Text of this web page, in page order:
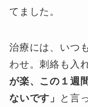
てました。
治療には、いつ
わせ。刺絡も入
が楽、この１週
ないです」
と言